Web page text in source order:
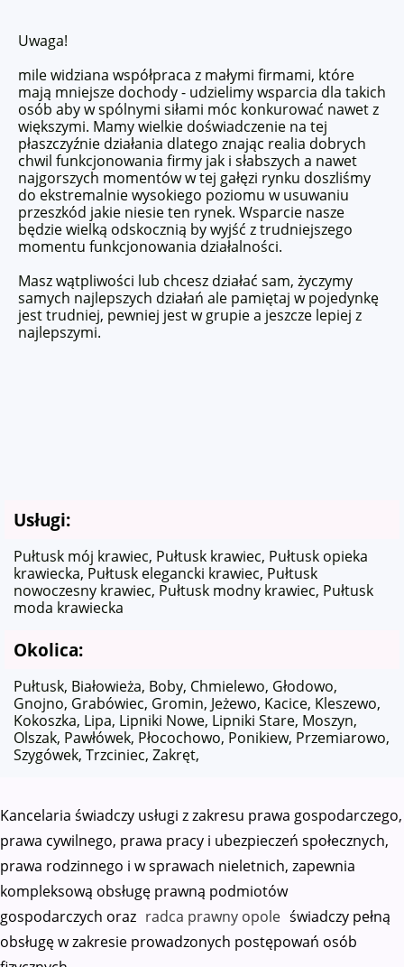
Uwaga!
mile widziana współpraca z małymi firmami, które
mają mniejsze dochody - udzielimy wsparcia dla takich
osób aby w spólnymi siłami móc konkurować nawet z
większymi. Mamy wielkie doświadczenie na tej
płaszczyźnie działania dlatego znając realia dobrych
chwil funkcjonowania firmy jak i słabszych a nawet
najgorszych momentów w tej gałęzi rynku doszliśmy
do ekstremalnie wysokiego poziomu w usuwaniu
przeszkód jakie niesie ten rynek. Wsparcie nasze
będzie wielką odskocznią by wyjść z trudniejszego
momentu funkcjonowania działalności.
Masz wątpliwości lub chcesz działać sam, życzymy
samych najlepszych działań ale pamiętaj w pojedynkę
jest trudniej, pewniej jest w grupie a jeszcze lepiej z
najlepszymi.
Usługi:
Pułtusk mój krawiec, Pułtusk krawiec, Pułtusk opieka
krawiecka, Pułtusk elegancki krawiec, Pułtusk
nowoczesny krawiec, Pułtusk modny krawiec, Pułtusk
moda krawiecka
Okolica:
Pułtusk, Białowieża, Boby, Chmielewo, Głodowo,
Gnojno, Grabówiec, Gromin, Jeżewo, Kacice, Kleszewo,
Kokoszka, Lipa, Lipniki Nowe, Lipniki Stare, Moszyn,
Olszak, Pawłówek, Płocochowo, Ponikiew, Przemiarowo,
Szygówek, Trzciniec, Zakręt,
Kancelaria świadczy usługi z zakresu prawa gospodarczego,
prawa cywilnego, prawa pracy i ubezpieczeń społecznych,
prawa rodzinnego i w sprawach nieletnich, zapewnia
kompleksową obsługę prawną podmiotów
gospodarczych oraz radca prawny opole świadczy pełną
obsługę w zakresie prowadzonych postępowań osób